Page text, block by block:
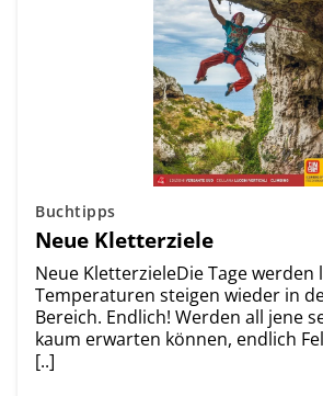
Buchtipps
Neue Kletterziele
Neue KletterzieleDie Tage werden
Temperaturen steigen wieder in
Bereich. Endlich! Werden all jene
kaum erwarten können, endlich
[..]